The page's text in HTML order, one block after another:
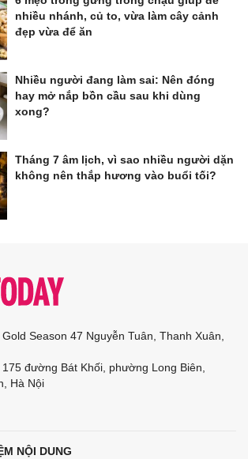
nhiều nhánh, củ to, vừa làm cây cảnh
đẹp vừa để ăn
Nhiều người đang làm sai: Nên đóng
hay mở nắp bồn cầu sau khi dùng
xong?
Tháng 7 âm lịch, vì sao nhiều người dặn
không nên thắp hương vào buổi tối?
Season 47 Nguyễn Tuân, Thanh Xuân,
đường Bát Khối, phường Long Biên,
Hà Nội
NỘI DUNG